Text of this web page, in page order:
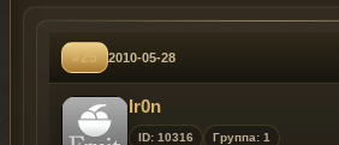
#25 2010-05-28
Ir0n
ID: 10316 Группа: 1